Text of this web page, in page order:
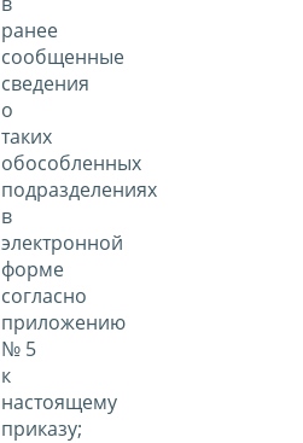
ранее
сообщенные
сведения
о
таких
обособленных
подразделениях
в
электронной
форме
согласно
приложению
№ 5
к
настоящему
приказу;